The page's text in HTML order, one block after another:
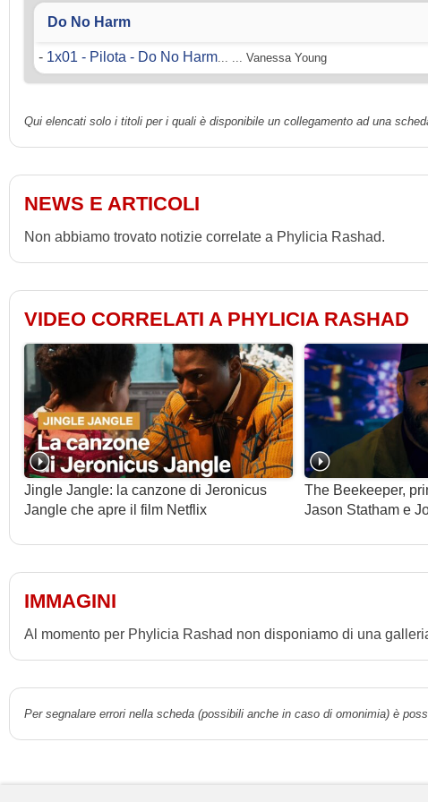
Do No Harm
- 1x01 - Pilota - Do No Harm... ... Vanessa Young
Qui elencati solo i titoli per i quali è disponibile un collegamento ad una
NEWS E ARTICOLI
Non abbiamo trovato notizie correlate a Phylicia Rashad.
VIDEO CORRELATI A PHYLICIA RASHAD
Jingle Jangle: la canzone di Jeronicus
Jangle che apre il film Netflix
The Beekeeper,
Jason Statham e
IMMAGINI
Al momento per Phylicia Rashad non disponiamo di una
Per segnalare errori nella scheda (possibili anche in caso di omonimia) è